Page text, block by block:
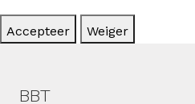
Accepteer Weiger
Hoofdmenu
BBT